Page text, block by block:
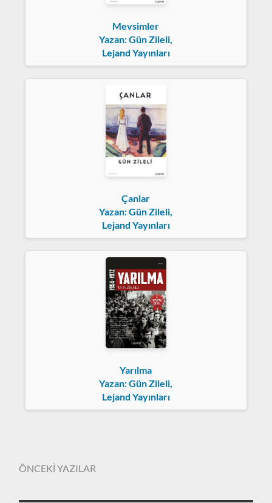
Mevsimler
Yazan: Gün Zileli,
Lejand Yayınları
Çanlar
Yazan: Gün Zileli,
Lejand Yayınları
Yarılma
Yazan: Gün Zileli,
Lejand Yayınları
ÖNCEKİ YAZILAR